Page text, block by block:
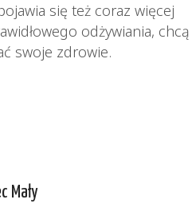
się też coraz więcej
odżywiania, chcą
swoje zdrowie.
Mały